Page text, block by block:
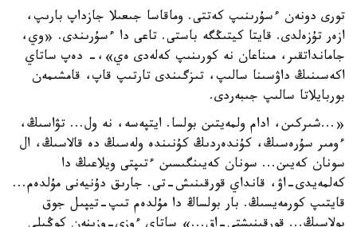
تورى دونەن ءسۇرىنىپ كەتتى. وماقاسا جىعىلا جازداپ بارىپ،
ازەر تۇزەلدى. قايتا كيتىڭگە باستى. تاعى دا ءسۇرىندى. «وي،
جامانداتقىر، مىناعان نە كورىنىپ كەلەدى ەي»،- دەپ ساتاي
اكەسىنىڭ داۋسىنا سالىپ، تىزگىندى تارتىپ قاپ، قامشىمەن
بوربايلاتا سالىپ جىبەردى.
«...شىركىن، ادام ولمەيتىن بولسا. ايتپەسە، نە ول... تۋاسىڭ،
ءومىر سۇرەسىڭ، كۇندەردىڭ كۇنىندە ولەسىڭ دە قالاسىڭ، ال
سونان كەيىن... سونان كەيىنگىسىن ءتىپتى ويلاعىڭ دا
كەلمەيدى-اۋ، قانداي قورقىنىش-تى. جارىق دۇنيەنى مۇلدەم...
قايتىپ كورمەيسىڭ. بار بولساڭ دا مۇلدەم تىپ-تيپىل جوق